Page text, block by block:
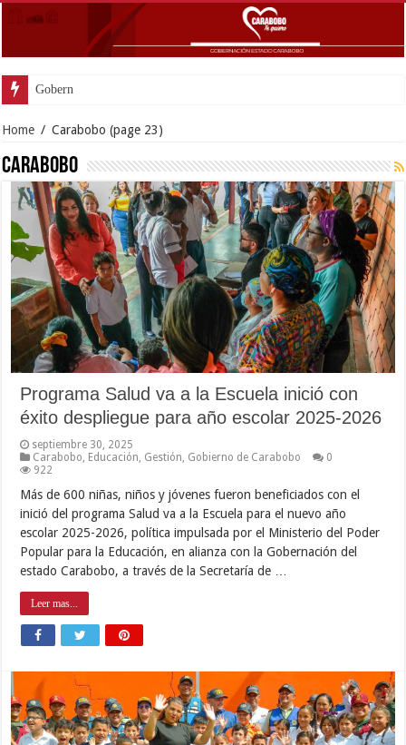
Gobernador Lacava anunció colo
Home / Carabobo (page 23)
Carabobo
Programa Salud va a la Escuela inició con
éxito despliegue para año escolar 2025-2026
septiembre 30, 2025
Carabobo, Educación, Gestión, Gobierno de Carabobo
0
922
Más de 600 niñas, niños y jóvenes fueron beneficiados con el
inició del programa Salud va a la Escuela para el nuevo año
escolar 2025-2026, política impulsada por el Ministerio del Poder
Popular para la Educación, en alianza con la Gobernación del
estado Carabobo, a través de la Secretaría de …
Leer mas...